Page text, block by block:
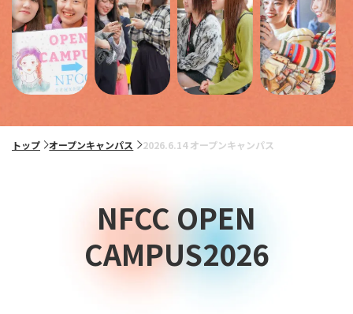
トップ オープンキャンパス 2026.6.14 オープンキャンパス
NFCC OPEN
CAMPUS2026